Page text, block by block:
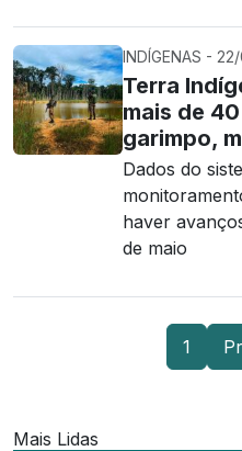
INDÍGENAS -
Terra
mais de
garimpo,
Dados do
haver
de maio
1
Mais Lidas